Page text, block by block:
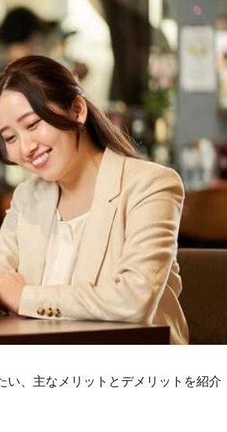
、主なメリットとデメリットを紹介